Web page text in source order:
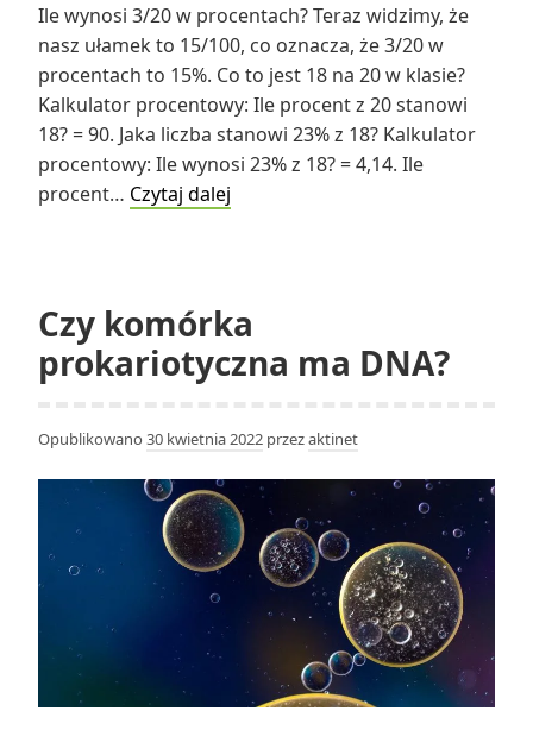
Ile wynosi 3/20 w procentach? Teraz widzimy, że
nasz ułamek to 15/100, co oznacza, że 3/20 w
procentach to 15%. Co to jest 18 na 20 w klasie?
Kalkulator procentowy: Ile procent z 20 stanowi
18? = 90. Jaka liczba stanowi 23% z 18? Kalkulator
procentowy: Ile wynosi 23% z 18? = 4,14. Ile
procent… Czytaj dalej
procentach?
Czy komórka
prokariotyczna ma DNA?
Opublikowano 30 kwietnia 2022 przezaktinet